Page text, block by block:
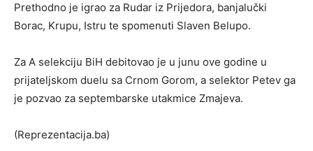
Prethodno je igrao za Rudar iz Prijedora, banjalučki
Borac, Krupu, Istru te spomenuti Slaven Belupo.
Za A selekciju BiH debitovao je u junu ove godine u
prijateljskom duelu sa Crnom Gorom, a selektor Petev ga
je pozvao za septembarske utakmice Zmajeva.
(Reprezentacija.ba)